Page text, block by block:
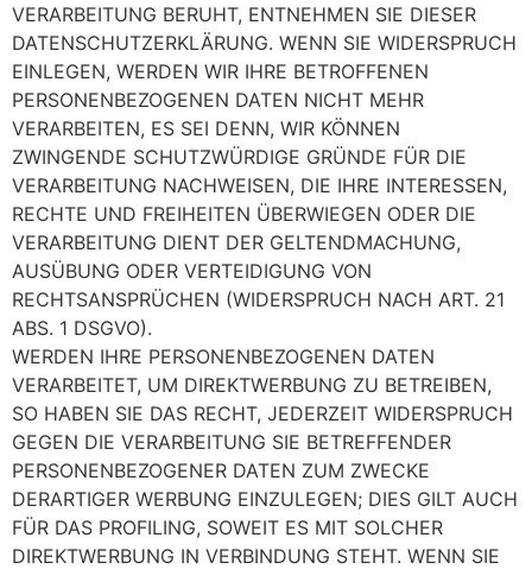
VERARBEITUNG BERUHT, ENTNEHMEN SIE DIESER
DATENSCHUTZERKLÄRUNG. WENN SIE WIDERSPRUCH
EINLEGEN, WERDEN WIR IHRE BETROFFENEN
PERSONENBEZOGENEN DATEN NICHT MEHR
VERARBEITEN, ES SEI DENN, WIR KÖNNEN
ZWINGENDE SCHUTZWÜRDIGE GRÜNDE FÜR DIE
VERARBEITUNG NACHWEISEN, DIE IHRE INTERESSEN,
RECHTE UND FREIHEITEN ÜBERWIEGEN ODER DIE
VERARBEITUNG DIENT DER GELTENDMACHUNG,
AUSÜBUNG ODER VERTEIDIGUNG VON
RECHTSANSPRÜCHEN (WIDERSPRUCH NACH ART. 21
ABS. 1 DSGVO).
WERDEN IHRE PERSONENBEZOGENEN DATEN
VERARBEITET, UM DIREKTWERBUNG ZU BETREIBEN,
SO HABEN SIE DAS RECHT, JEDERZEIT WIDERSPRUCH
GEGEN DIE VERARBEITUNG SIE BETREFFENDER
PERSONENBEZOGENER DATEN ZUM ZWECKE
DERARTIGER WERBUNG EINZULEGEN; DIES GILT AUCH
FÜR DAS PROFILING, SOWEIT ES MIT SOLCHER
DIREKTWERBUNG IN VERBINDUNG STEHT. WENN SIE